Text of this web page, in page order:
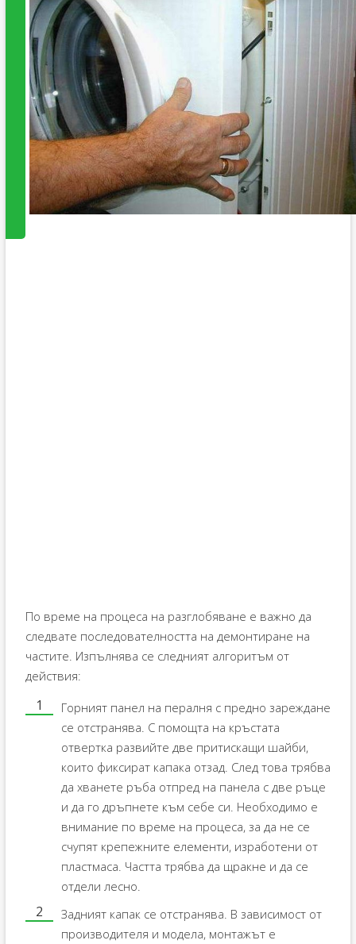
По време на процеса на разглобяване е важно да
следвате последователността на демонтиране на
частите. Изпълнява се следният алгоритъм от
действия:
Горният панел на пералня с предно зареждане
се отстранява. С помощта на кръстата
отвертка развийте две притискащи шайби,
които фиксират капака отзад. След това трябва
да хванете ръба отпред на панела с две ръце
и да го дръпнете към себе си. Необходимо е
внимание по време на процеса, за да не се
счупят крепежните елементи, изработени от
пластмаса. Частта трябва да щракне и да се
отдели лесно.
Задният капак се отстранява. В зависимост от
производителя и модела, монтажът е